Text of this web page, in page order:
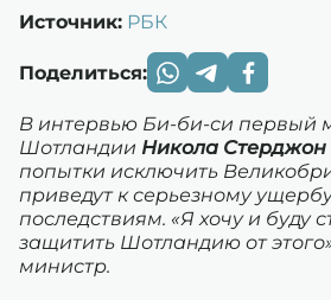
Источник: РБК
Поделиться:
В интервью Би-би-си первый
Шотландии Никола Стерджон
попытки исключить
приведут к серьезному
последствиям. «Я хочу и буду
защитить Шотландию от
министр.